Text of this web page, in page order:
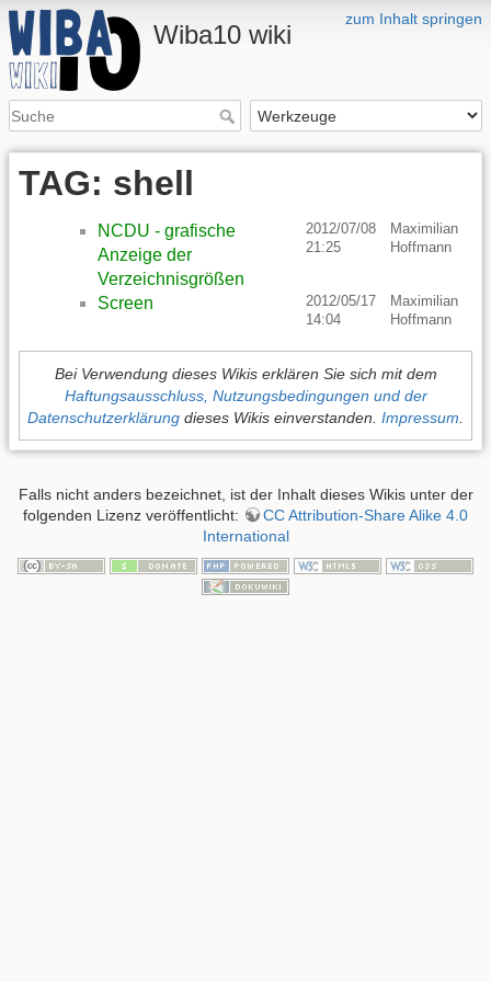
zum Inhalt springen
Wiba10 wiki
TAG: shell
NCDU - grafische
Anzeige der
Verzeichnisgrößen
2012/07/08
21:25
Maximilian
Hoffmann
Screen
2012/05/17
14:04
Maximilian
Hoffmann
Bei Verwendung dieses Wikis erklären Sie sich mit dem
Haftungsausschluss, Nutzungsbedingungen und der
Datenschutzerklärung dieses Wikis einverstanden. Impressum.
Falls nicht anders bezeichnet, ist der Inhalt dieses Wikis unter der
folgenden Lizenz veröffentlicht:
CC Attribution-Share Alike 4.0
International